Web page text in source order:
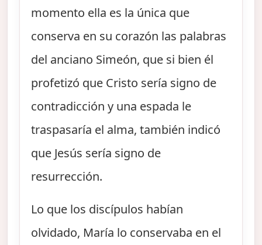
momento ella es la única que
conserva en su corazón las palabras
del anciano Simeón, que si bien él
profetizó que Cristo sería signo de
contradicción y una espada le
traspasaría el alma, también indicó
que Jesús sería signo de
resurrección.
Lo que los discípulos habían
olvidado, María lo conservaba en el